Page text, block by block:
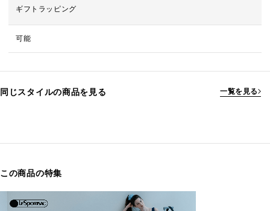
ギフトラッピング
可能
同じスタイルの商品を見る 一覧を見る
この商品の特集